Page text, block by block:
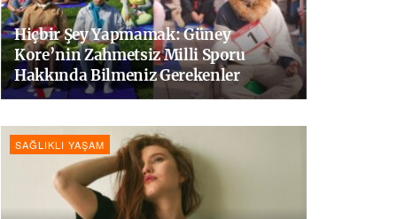
Hiçbir Şey Yapmamak: Güney
Kore’nin Zahmetsiz Milli Sporu
Hakkında Bilmeniz Gerekenler
SAĞLIKLI YAŞAM